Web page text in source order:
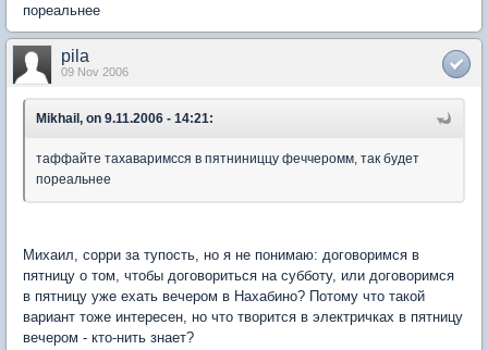
пореальнее
pila
09 Nov 2006
Mikhail, on 9.11.2006 - 14:21:
таффайте тахаваримсся в пятниниццу феччеромм, так будет
пореальнее
Михаил, сорри за тупость, но я не понимаю: договоримся в
пятницу о том, чтобы договориться на субботу, или договоримся
в пятницу уже ехать вечером в Нахабино? Потому что такой
вариант тоже интересен, но что творится в электричках в пятницу
вечером - кто-нить знает?